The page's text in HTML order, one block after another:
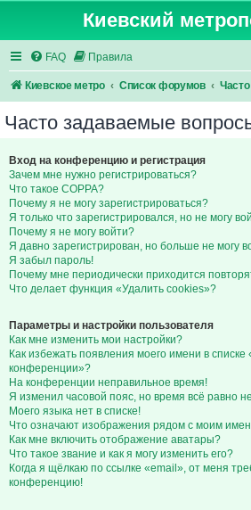
Киевский
FAQ Правила
Киевское метро Список форумов
Часто задаваемые
Вход на конференцию и регистрация
Зачем мне нужно регистрироваться?
Что такое COPPA?
Почему я не могу зарегистрироваться?
Я только что зарегистрировался, но не могу
Почему я не могу войти?
Я давно зарегистрирован, но больше не могу
Я забыл пароль!
Почему мне периодически приходится
Что делает функция «Удалить cookies»?
Параметры и настройки пользователя
Как мне изменить мои настройки?
Как избежать появления моего имени в списке
конференции»?
На конференции неправильное время!
Я изменил часовой пояс, но время всё равно
Моего языка нет в списке!
Что означают изображения рядом с моим
Как мне включить отображение аватары?
Что такое звание и как я могу изменить его?
Когда я щёлкаю по ссылке «email», от меня
конференцию!